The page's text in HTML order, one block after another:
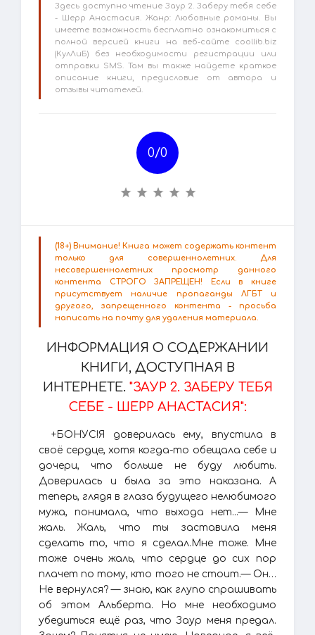
Здесь доступно чтение Заур 2. Заберу тебя себе
- Шерр Анастасия. Жанр: Любовные романы. Вы
имеете возможность бесплатно ознакомиться с
полной версией книги на веб-сайте coollib.biz
(КулЛиБ) без необходимости регистрации или
отправки SMS. Там вы также найдете краткое
описание книги, предисловие от автора и
отзывы читателей.
0/0
(18+) Внимание! Книга может содержать контент
только для совершеннолетних. Для
несовершеннолетних просмотр данного
контента СТРОГО ЗАПРЕЩЕН! Если в книге
присутствует наличие пропаганды ЛГБТ и
другого, запрещенного контента - просьба
написать на почту для удаления материала.
ИНФОРМАЦИЯ О СОДЕРЖАНИИ
КНИГИ, ДОСТУПНАЯ В
ИНТЕРНЕТЕ. "ЗАУР 2. ЗАБЕРУ ТЕБЯ
СЕБЕ - ШЕРР АНАСТАСИЯ":
+БОНУС!Я доверилась ему, впустила в
своё сердце, хотя когда-то обещала себе и
дочери, что больше не буду любить.
Доверилась и была за это наказана. А
теперь, глядя в глаза будущего нелюбимого
мужа, понимала, что выхода нет...— Мне
жаль. Жаль, что ты заставила меня
сделать то, что я сделал.Мне тоже. Мне
тоже очень жаль, что сердце до сих пор
плачет по тому, кто того не стоит.— Он…
Не вернулся? — знаю, как глупо спрашивать
об этом Альберта. Но мне необходимо
убедиться ещё раз, что Заур меня предал.